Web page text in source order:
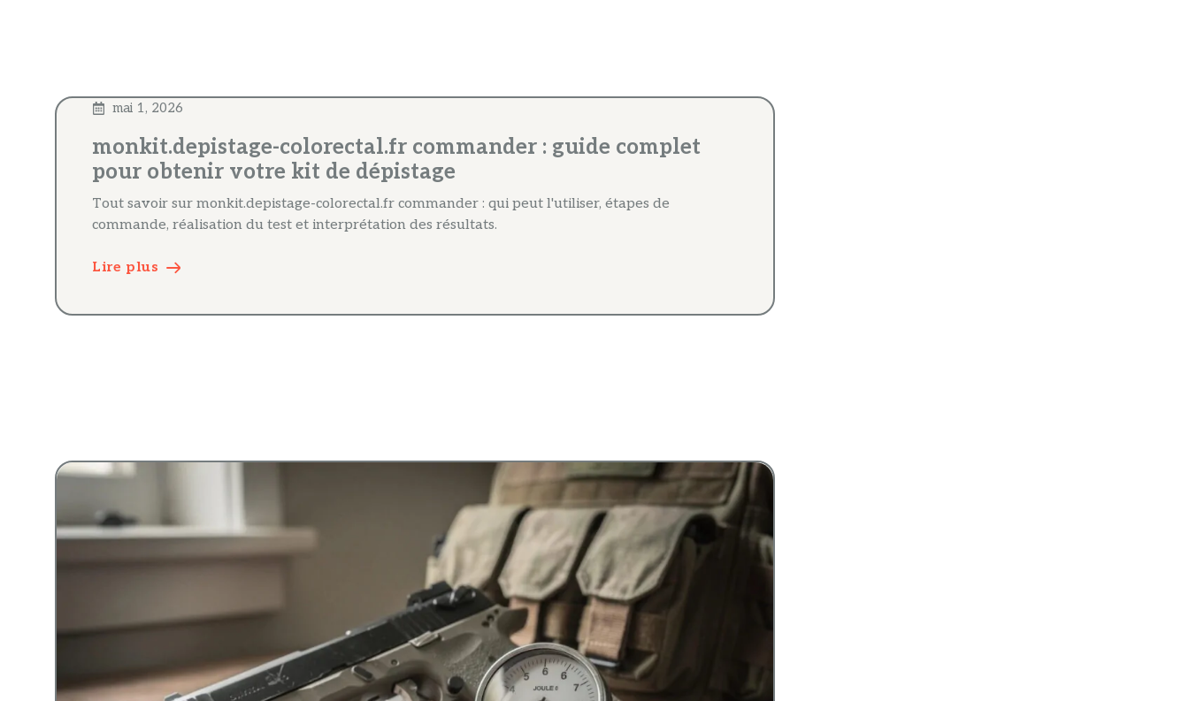
mai 1, 2026
monkit.depistage-colorectal.fr commander : guide complet
pour obtenir votre kit de dépistage
Tout savoir sur monkit.depistage-colorectal.fr commander : qui peut l'utiliser, étapes de
commande, réalisation du test et interprétation des résultats.
Lire plus